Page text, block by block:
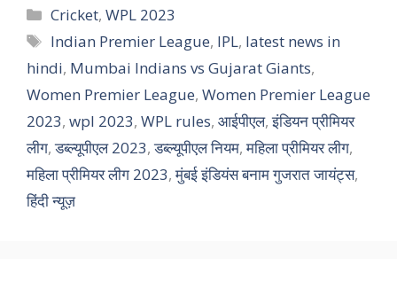
Categories
Cricket,WPL 2023
Tags
Indian Premier League, IPL, latest news in
hindi, Mumbai Indians vs Gujarat Giants,
Women Premier League, Women Premier League
2023, wpl 2023, WPL rules, आईपीएल,इंडियन प्रीमियर
लीग,डब्ल्यूपीएल 2023,डब्ल्यूपीएल नियम,महिला प्रीमियर लीग,
महिला प्रीमियर लीग 2023,मुंबई इंडियंस बनाम गुजरात जायंट्स,
हिंदी न्यूज़